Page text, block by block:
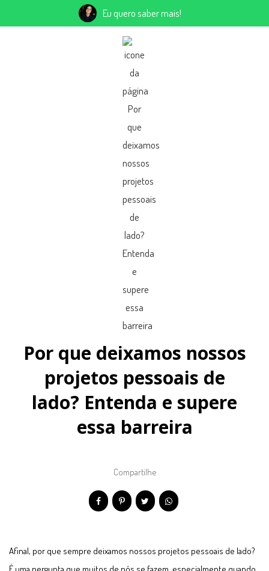
Por que deixamos nossos
projetos pessoais de
lado? Entenda e supere
essa barreira
Compartilhe
Afinal, por que sempre deixamos nossos projetos pessoais de lado?
Eu quero saber mais!